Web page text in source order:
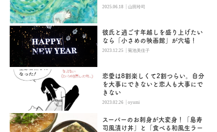
2025.06.18 |山田玲司
彼氏と過ごす年越しを盛り上げたい
なら「小さめの映画館」が穴場！
2023.12.25 |菊池美佳子
恋愛は8割楽しくて2割つらい。自分
を大事にできないと恋人も大事にで
きない
2023.02.26 |oyumi
スーパーのお刺身が大変身！「島寿
司風漬け丼」と「食べる和風生ラー